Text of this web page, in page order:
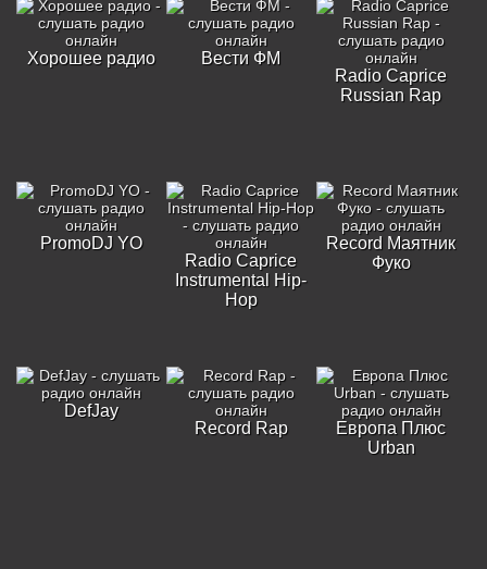
Хорошее радио
Вести ФМ
Radio Caprice
Russian Rap
PromoDJ YO
Radio Caprice
Instrumental Hip-
Hop
Record Маятник
Фуко
DefJay
Record Rap
Европа Плюс
Urban